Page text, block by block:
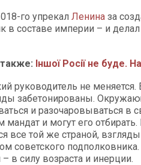
го упрекал Ленина за
в составе империи – и
Іншої Росії не буде.
руководитель не
забетонированы.
и разочаровываться в
мандат и могут его
все той же страной,
советского
– в силу возраста и инерции.